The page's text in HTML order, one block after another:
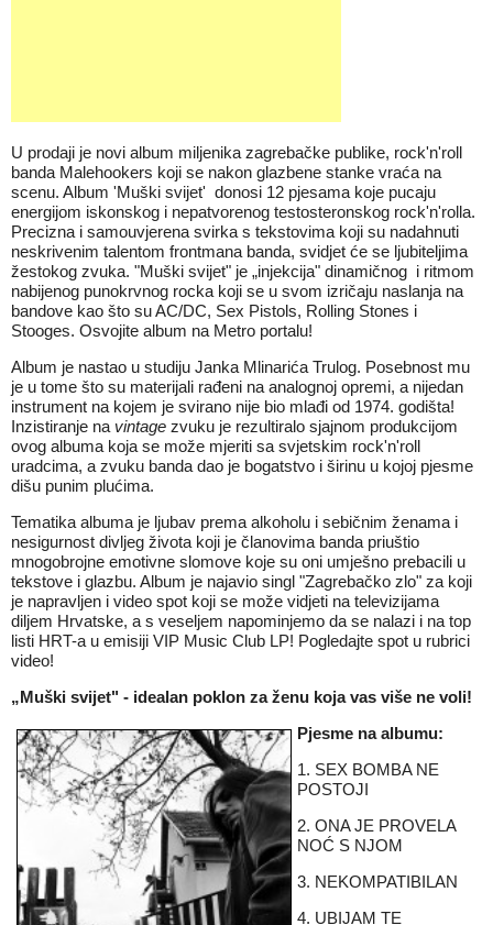
U prodaji je novi album miljenika zagrebačke publike, rock'n'roll
banda Malehookers koji se nakon glazbene stanke vraća na
scenu. Album 'Muški svijet' donosi 12 pjesama koje pucaju
energijom iskonskog i nepatvorenog testosteronskog rock'n'rolla.
Precizna i samouvjerena svirka s tekstovima koji su nadahnuti
neskrivenim talentom frontmana banda, svidjet će se ljubiteljima
žestokog zvuka. "Muški svijet" je „injekcija" dinamičnog i ritmom
nabijenog punokrvnog rocka koji se u svom izričaju naslanja na
bandove kao što suAC/DC, Sex Pistols, Rolling Stones i
Stooges. Osvojite album na Metro portalu!
Album je nastao u studiju Janka Mlinarića Trulog. Posebnost mu
je u tome što su materijali rađeni na analognoj opremi, a nijedan
instrument na kojem je svirano nije bio mlađi od 1974. godišta!
Inzistiranje na vintage zvuku je rezultiralo sjajnom produkcijom
ovog albuma koja se može mjeriti sa svjetskim rock'n'roll
uradcima, a zvuku banda dao je bogatstvo i širinu u kojoj pjesme
dišu punim plućima.
Tematika albuma je ljubav prema alkoholu i sebičnim ženama i
nesigurnost divljeg života koji je članovima banda priuštio
mnogobrojne emotivne slomove koje su oni umješno prebacili u
tekstove i glazbu. Album je najavio singl "Zagrebačko zlo" za koji
je napravljen i video spot koji se može vidjeti na televizijama
diljem Hrvatske, a s veseljem napominjemo da se nalazi i na top
listi HRT-a u emisiji VIP Music Club LP! Pogledajte spot u rubrici
video!
„Muški svijet" - idealan poklon za ženu koja vas više ne voli!
Pjesme na albumu:
1. SEX BOMBA NE
POSTOJI
2. ONA JE PROVELA
NOĆ S NJOM
3. NEKOMPATIBILAN
4. UBIJAM TE